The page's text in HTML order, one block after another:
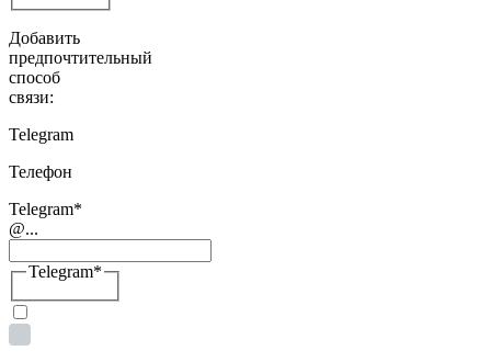
Добавить
предпочтительный
способ
связи:
Telegram
Телефон
Telegram*
@...
Telegram*